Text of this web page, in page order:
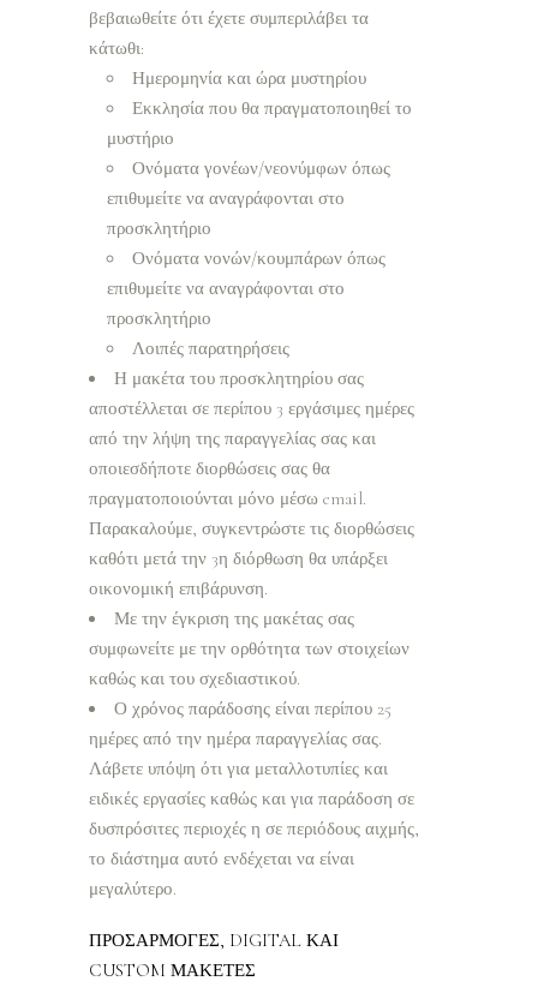
βεβαιωθείτε ότι έχετε συμπεριλάβει τα
κάτωθι:
Ημερομηνία και ώρα μυστηρίου
Εκκλησία που θα πραγματοποιηθεί το
μυστήριο
Ονόματα γονέων/νεονύμφων όπως
επιθυμείτε να αναγράφονται στο
προσκλητήριο
Ονόματα νονών/κουμπάρων όπως
επιθυμείτε να αναγράφονται στο
προσκλητήριο
Λοιπές παρατηρήσεις
Η μακέτα του προσκλητηρίου σας
αποστέλλεται σε περίπου 3 εργάσιμες ημέρες
από την λήψη της παραγγελίας σας και
οποιεσδήποτε διορθώσεις σας θα
πραγματοποιούνται μόνο μέσω email.
Παρακαλούμε, συγκεντρώστε τις διορθώσεις
καθότι μετά την 3η διόρθωση θα υπάρξει
οικονομική επιβάρυνση.
Με την έγκριση της μακέτας σας
συμφωνείτε με την ορθότητα των στοιχείων
καθώς και του σχεδιαστικού.
Ο χρόνος παράδοσης είναι περίπου 25
ημέρες από την ημέρα παραγγελίας σας.
Λάβετε υπόψη ότι για μεταλλοτυπίες και
ειδικές εργασίες καθώς και για παράδοση σε
δυσπρόσιτες περιοχές η σε περιόδους αιχμής,
το διάστημα αυτό ενδέχεται να είναι
μεγαλύτερο.
ΠΡΟΣΑΡΜΟΓΕΣ, DIGITAL ΚΑΙ
CUSTOM ΜΑΚΕΤΕΣ